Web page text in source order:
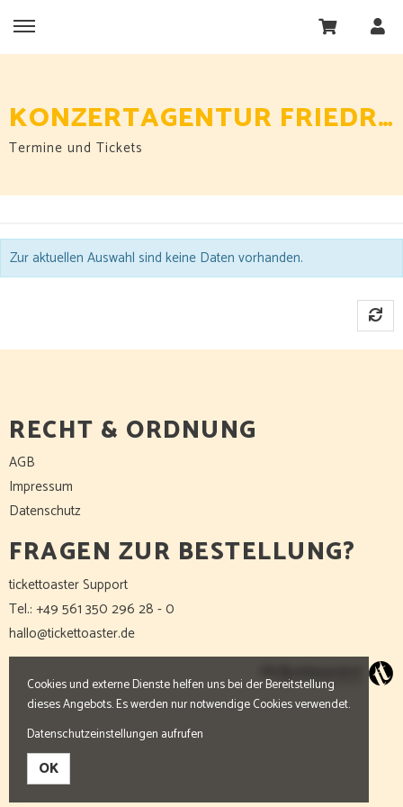
KONZERTAGENTUR FRIEDRICH GMBH
Termine und Tickets
Zur aktuellen Auswahl sind keine Daten vorhanden.
RECHT & ORDNUNG
AGB
Impressum
Datenschutz
FRAGEN ZUR BESTELLUNG?
tickettoaster Support
Tel.: +49 561 350 296 28 - 0
hallo@tickettoaster.de
Cookies und externe Dienste helfen uns bei der Bereitstellung
dieses Angebots. Es werden nur notwendige Cookies verwendet.
Datenschutzeinstellungen aufrufen
OK